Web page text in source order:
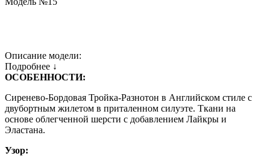
Описание модели:
Подробнее ↓
ОСОБЕННОСТИ:
Сиренево-Бордовая Тройка-Разнотон в Английском стиле с
двубортным жилетом в приталенном силуэте. Ткани на
основе облегченной шерсти с добавлением Лайкры и
Эластана.
Узор: